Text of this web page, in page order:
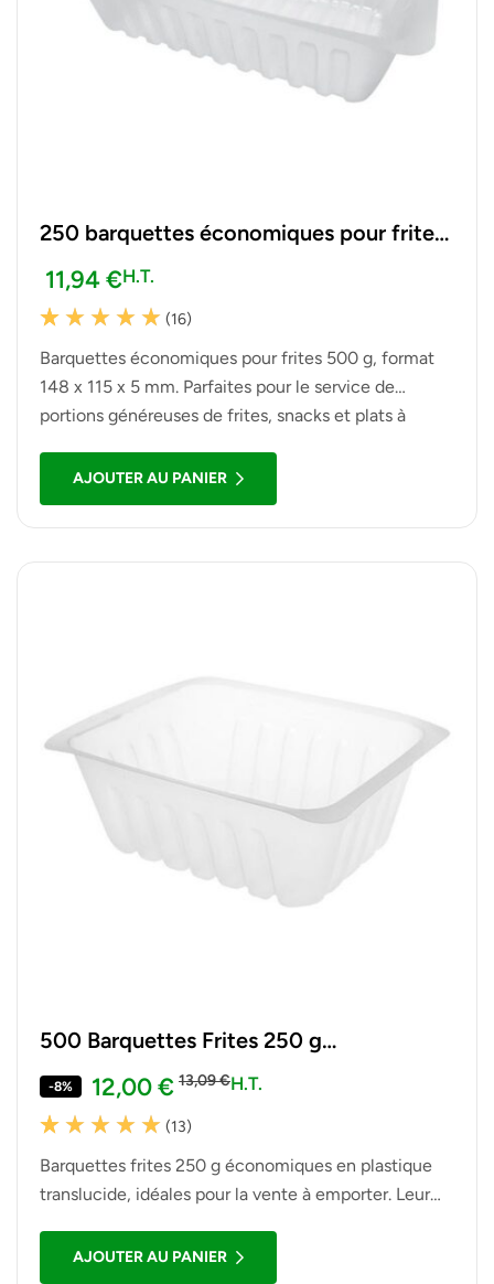
250 barquettes économiques pour frites
500 g, 148 x 115 x 5 mm
11,94€H.T.
basé sur
notations client
(16)
Barquettes économiques pour frites 500 g, format
148 x 115 x 5 mm. Parfaites pour le service de
portions généreuses de frites, snacks et plats à
pratiques.
AJOUTER AU PANIER
500 Barquettes Frites 250 g
Économiques 11,1 x 8,7 x 4,2 cm
-8% 13,09€
12,00€ H.T.
basé sur
notations client
(13)
Barquettes frites 250 g économiques en plastique
translucide, idéales pour la vente à emporter. Leur
service des frites, potatoes, nuggets et autres
snacks. Lot professionnel de 500 unités.
AJOUTER AU PANIER